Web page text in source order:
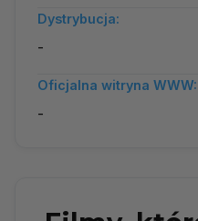
Dystrybucja:
-
Oficjalna witryna WWW:
-